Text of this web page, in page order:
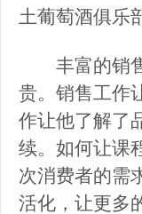
土葡萄酒俱乐
丰富的销售
贵。销售工作
作让他了解了
续。如何让课
次消费者的需
活化，让更多